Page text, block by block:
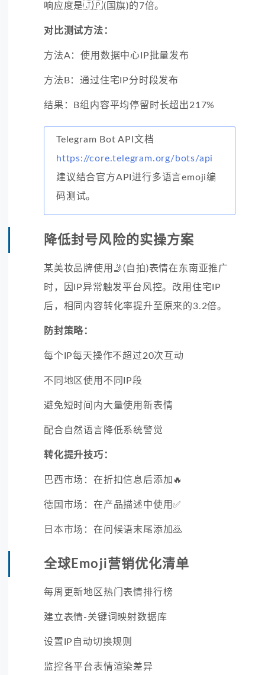
响应度是🇯🇵(国旗)的7倍。
对比测试方法：
方法A：使用数据中心IP批量发布
方法B：通过住宅IP分时段发布
结果：B组内容平均停留时长超出217%
Telegram Bot API文档
https://core.telegram.org/bots/api
建议结合官方API进行多语言emoji编
码测试。
降低封号风险的实操方案
某美妆品牌使用🤳(自拍)表情在东南亚推广
时，因IP异常触发平台风控。改用住宅IP
后，相同内容转化率提升至原来的3.2倍。
防封策略：
每个IP每天操作不超过20次互动
不同地区使用不同IP段
避免短时间内大量使用新表情
配合自然语言降低系统警觉
转化提升技巧：
巴西市场：在折扣信息后添加🔥
德国市场：在产品描述中使用✅
日本市场：在问候语末尾添加🙇
全球Emoji营销优化清单
每周更新地区热门表情排行榜
建立表情-关键词映射数据库
设置IP自动切换规则
监控各平台表情渲染差异